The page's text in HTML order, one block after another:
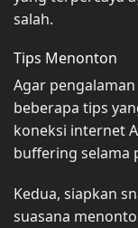
salah.
Tips Menonton
Agar
beberapa tips
koneksi internet
buffering selama
Kedua, siapkan
suasana